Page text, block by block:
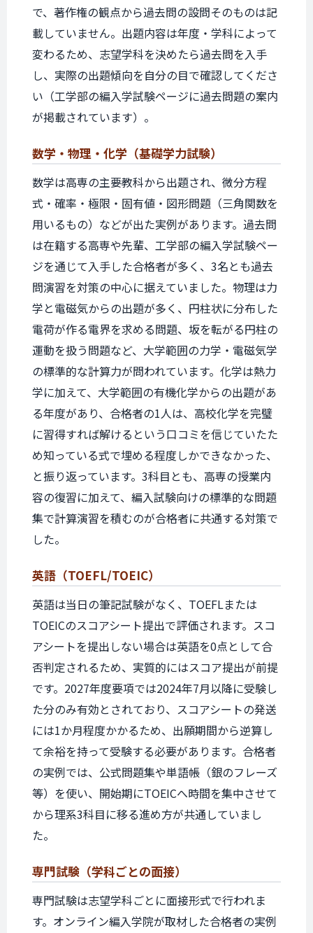
で、著作権の観点から過去問の設問そのものは記
載していません。出題内容は年度・学科によって
変わるため、志望学科を決めたら過去問を入手
し、実際の出題傾向を自分の目で確認してくださ
い（工学部の編入学試験ページに過去問題の案内
が掲載されています）。
数学・物理・化学 （基礎学力試験）
数学は高専の主要教科から出題され、微分方程
式・確率・極限・固有値・図形問題（三角関数を
用いるもの）などが出た実例があります。過去問
は在籍する高専や先輩、工学部の編入学試験ペー
ジを通じて入手した合格者が多く、3名とも過去
問演習を対策の中心に据えていました。物理は力
学と電磁気からの出題が多く、円柱状に分布した
電荷が作る電界を求める問題、坂を転がる円柱の
運動を扱う問題など、大学範囲の力学・電磁気学
の標準的な計算力が問われています。化学は熱力
学に加えて、大学範囲の有機化学からの出題があ
る年度があり、合格者の1人は、高校化学を完璧
に習得すれば解けるという口コミを信じていたた
め知っている式で埋める程度しかできなかった、
と振り返っています。3科目とも、高専の授業内
容の復習に加えて、編入試験向けの標準的な問題
集で計算演習を積むのが合格者に共通する対策で
した。
英語 （TOEFL/TOEIC）
英語は当日の筆記試験がなく、TOEFLまたは
TOEICのスコアシート提出で評価されます。スコ
アシートを提出しない場合は英語を0点として合
否判定されるため、実質的にはスコア提出が前提
です。2027年度要項では2024年7月以降に受験し
た分のみ有効とされており、スコアシートの発送
には1か月程度かかるため、出願期間から逆算し
て余裕を持って受験する必要があります。合格者
の実例では、公式問題集や単語帳（銀のフレーズ
等）を使い、開始期にTOEICへ時間を集中させて
から理系3科目に移る進め方が共通していまし
た。
専門試験 （学科ごとの面接）
専門試験は志望学科ごとに面接形式で行われま
す。オンライン編入学院が取材した合格者の実例